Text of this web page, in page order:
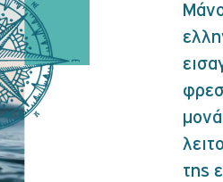
της